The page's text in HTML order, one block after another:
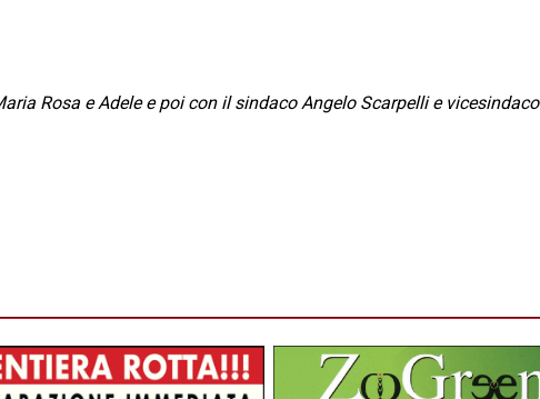
Rosa e Adele e poi con il sindaco Angelo Scarpelli e vicesindaco